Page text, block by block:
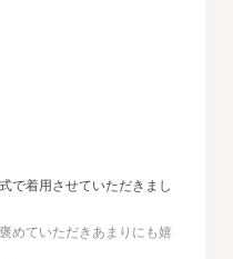
で着用させていただきまし
めていただきあまりにも嬉